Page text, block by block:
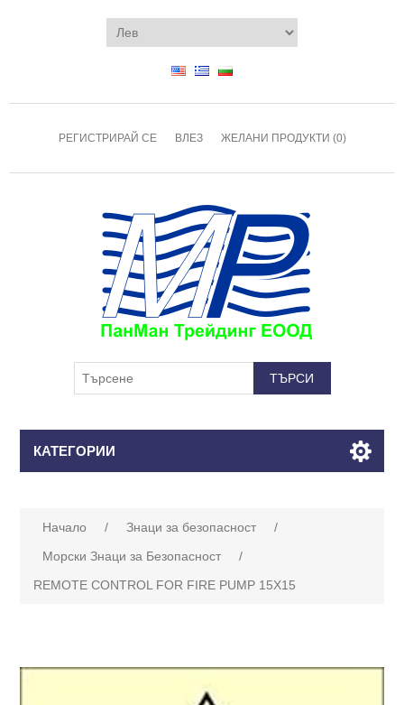
РЕГИСТРИРАЙ СЕ ВЛЕЗ ЖЕЛАНИ ПРОДУКТИ (0)
КАТЕГОРИИ
Начало / Знаци за безопасност
/
Морски Знаци за Безопасност
/
REMOTE CONTROL FOR FIRE PUMP 15X15